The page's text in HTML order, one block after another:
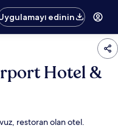
edinin
Hotel &
restoran olan otel.